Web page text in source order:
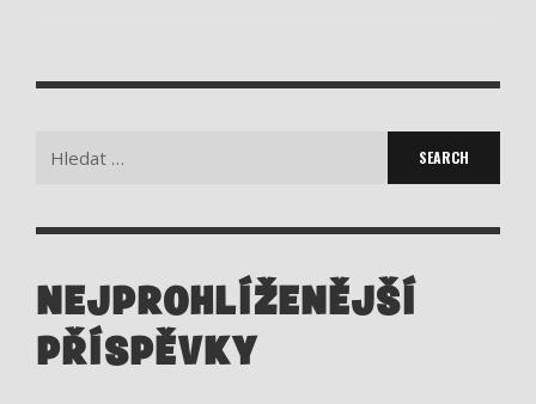
for:
NEJPROHLÍŽENĚJŠÍ
PŘÍSPĚVKY